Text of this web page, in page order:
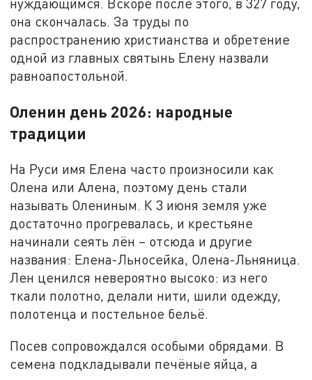
нуждающимся. Вскоре после этого, в 327 году,
она скончалась. За труды по
распространению христианства и обретение
одной из главных святынь Елену назвали
равноапостольной.
Оленин день 2026: народные
традиции
На Руси имя Елена часто произносили как
Олена или Алена, поэтому день стали
называть Олениным. К 3 июня земля уже
достаточно прогревалась, и крестьяне
начинали сеять лён – отсюда и другие
названия: Елена-Льносейка, Олена-Льняница.
Лен ценился невероятно высоко: из него
ткали полотно, делали нити, шили одежду,
полотенца и постельное бельё.
Посев сопровождался особыми обрядами. В
семена подкладывали печёные яйца, а